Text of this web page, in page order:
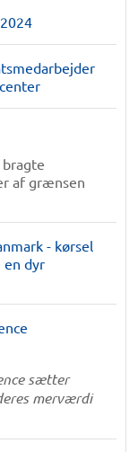
bragte
af grænsen
- kørsel
en dyr
sætter
merværdi